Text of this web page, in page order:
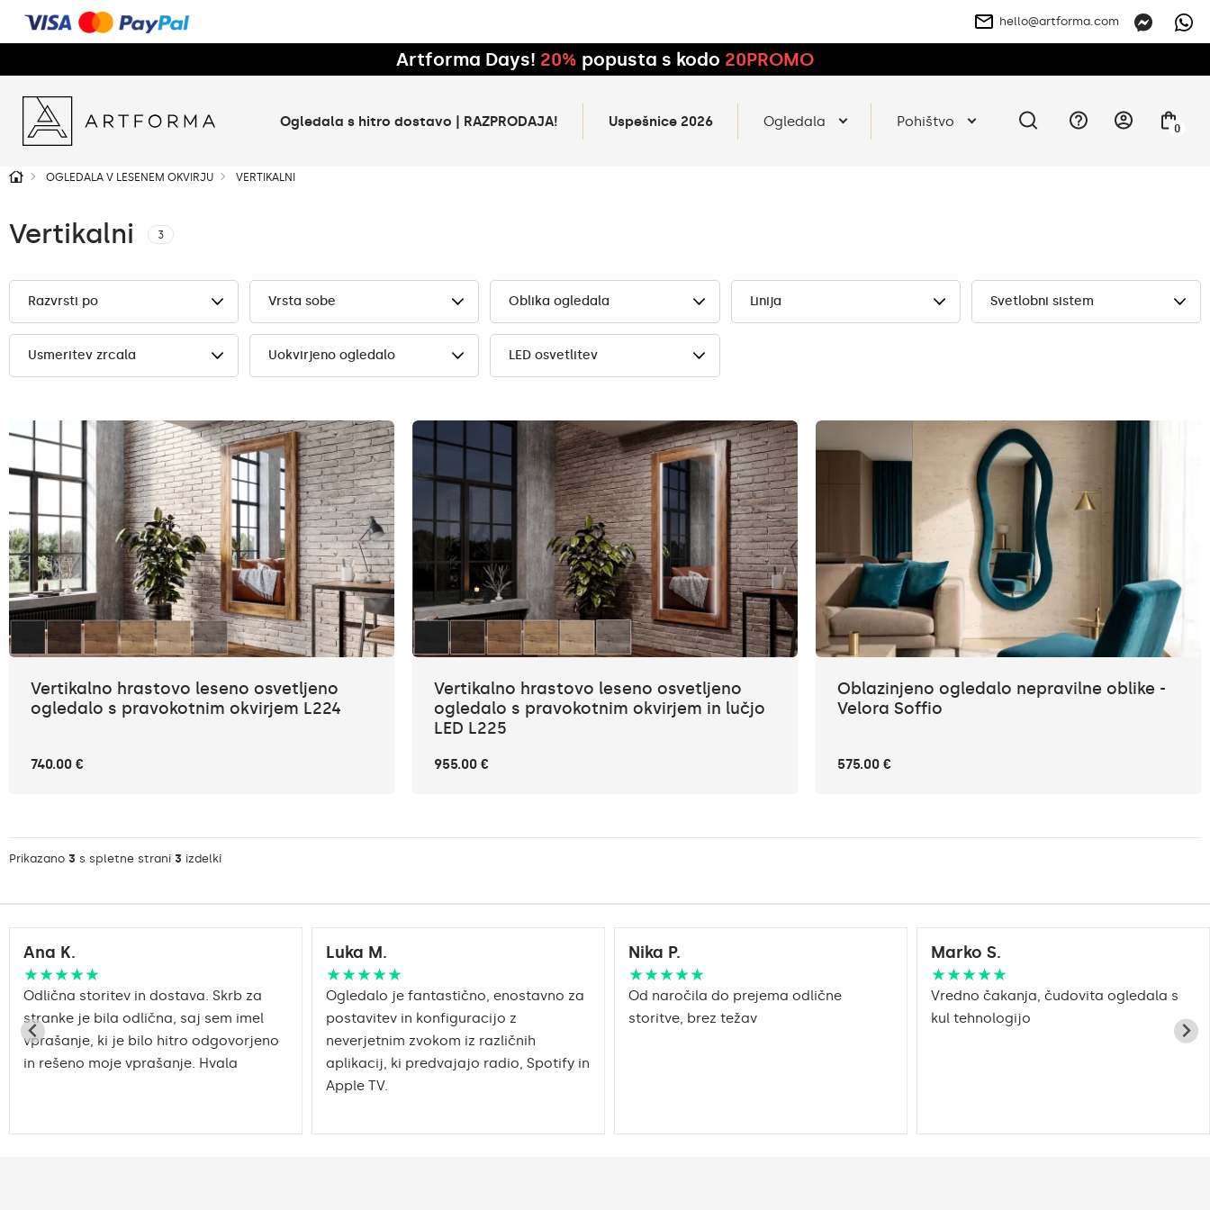
hello@artforma.com
Artforma Days! 20% popusta s kodo 20PROMO
Ogledala s hitro dostavo | RAZPRODAJA! Uspešnice 2026 Ogledala Pohištvo 0
OGLEDALA V LESENEM OKVIRJU VERTIKALNI
Vertikalni 3
Razvrsti po Vrsta sobe Oblika ogledala Linija Svetlobni sistem
Usmeritev zrcala Uokvirjeno ogledalo LED osvetlitev
Vertikalno hrastovo leseno osvetljeno
ogledalo s pravokotnim okvirjem L224
740.00 €
Vertikalno hrastovo leseno osvetljeno
ogledalo s pravokotnim okvirjem in lučjo
LED L225
955.00 €
Oblazinjeno ogledalo nepravilne oblike -
Velora Soffio
575.00 €
Prikazano 3 s spletne strani 3 izdelki
Ana K.
★★★★★
Odlična storitev in dostava. Skrb za
stranke je bila odlična, saj sem imel
vprašanje, ki je bilo hitro odgovorjeno
in rešeno moje vprašanje. Hvala
Luka M.
★★★★★
Ogledalo je fantastično, enostavno za
postavitev in konfiguracijo z
neverjetnim zvokom iz različnih
aplikacij, ki predvajajo radio, Spotify in
Apple TV.
Nika P.
★★★★★
Od naročila do prejema odlične
storitve, brez težav
Marko S.
★★★★★
Vredno čakanja, čudovita ogledala s
kul tehnologijo